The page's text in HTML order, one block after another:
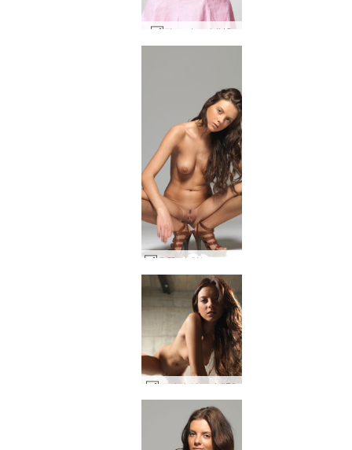
핑크 미르타 #42
우뚝 서 있는 스타샤 #44
스타샤 성조기 #72